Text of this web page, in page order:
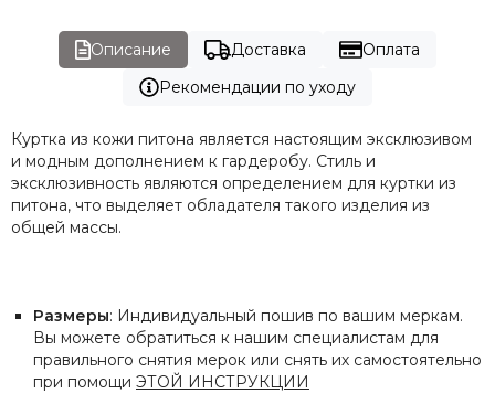
Описание Доставка
Оплата
Рекомендации по уходу
Куртка из кожи питона является настоящим эксклюзивом
и модным дополнением к гардеробу. Стиль и
эксклюзивность являются определением для куртки из
питона, что выделяет обладателя такого изделия из
общей массы.
Размеры: Индивидуальный пошив по вашим меркам.
Вы можете обратиться к нашим специалистам для
правильного снятия мерок или снять их самостоятельно
при помощи ЭТОЙ ИНСТРУКЦИИ